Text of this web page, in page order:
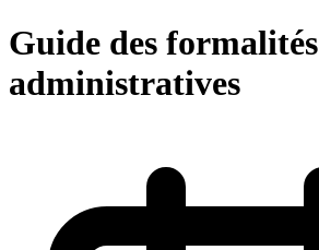
Guide des formalités
administratives